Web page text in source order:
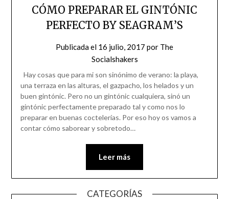
CÓMO PREPARAR EL GINTÓNIC
PERFECTO BY SEAGRAM’S
Publicada el 16 julio, 2017 por The
Socialshakers
Hay cosas que para mi son sinónimo de verano: la playa,
una terraza en las alturas, el gazpacho, los helados y un
buen gintónic. Pero no un gintónic cualquiera, sinó un
gintónic perfectamente preparado tal y como nos lo
preparar en buenas coctelerías. Por eso hoy os vamos a
contar cómo saborear y sobretodo…
Leer más
CATEGORÍAS